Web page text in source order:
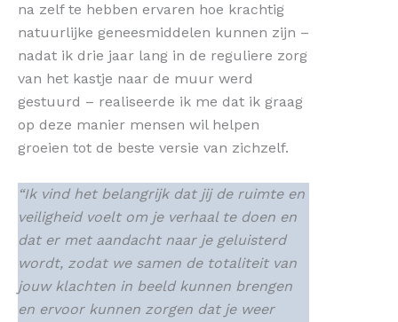
na zelf te hebben ervaren hoe krachtig
natuurlijke geneesmiddelen kunnen zijn –
nadat ik drie jaar lang in de reguliere zorg
van het kastje naar de muur werd
gestuurd – realiseerde ik me dat ik graag
op deze manier mensen wil helpen
groeien tot de beste versie van zichzelf.
“Ik vind het belangrijk dat jij de ruimte en
veiligheid voelt om je verhaal te doen en
dat er met aandacht naar je geluisterd
wordt, zodat we samen de totaliteit van
jouw klachten in beeld kunnen brengen
en ervoor kunnen zorgen dat je weer